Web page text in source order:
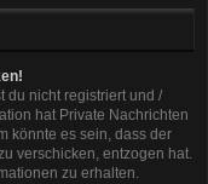
du nicht registriert und /
hat Private Nachrichten
könnte es sein, dass der
verschicken, entzogen hat.
zu erhalten.